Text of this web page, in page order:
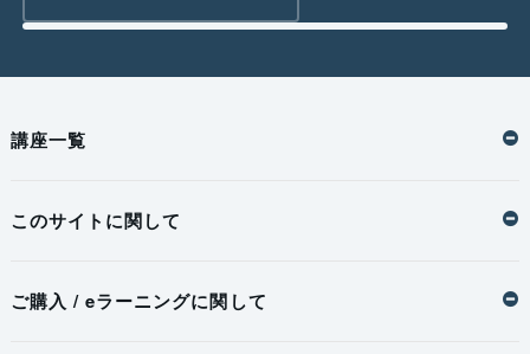
講座一覧
このサイトに関して
ご購入 / eラーニングに関して